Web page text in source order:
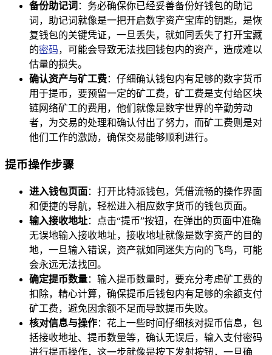
备份助记词 ：务必确保你已经妥善备份好钱包的助记
词，助记词就像是一把开启数字资产宝库的钥匙，是恢
复钱包的关键凭证，一旦丢失，就如同丢失了打开宝藏
的密码，可能会导致无法找回钱包内的资产，造成难以
估量的损失。
确认资产与矿工费：仔细确认钱包内有足够的数字货币
用于提币，要预留一定的矿工费，矿工费是支付给区块
链网络矿工的费用，他们就像是数字世界的辛勤劳动
者，为交易的处理和确认付出了努力，而矿工费则是对
他们工作的激励，确保交易能够顺利进行。
提币操作步骤
进入钱包页面：打开比特派钱包，凭借流畅的操作界面
和便捷的导航，轻松进入相应数字货币的钱包页面。
输入接收地址：点击“提币”按钮，在弹出的页面中准确
无误地输入接收地址，接收地址就像是数字资产的目的
地，一旦输入错误，资产就如同迷失方向的飞鸟，可能
会永远无法找回。
确定提币数量：输入提币数量时，要充分考虑矿工费的
扣除，精心计算，确保提币后钱包内有足够的余额支付
矿工费，避免因余额不足而导致提币失败。
核对信息与操作：花上一些时间仔细核对提币信息，包
括接收地址、提币数量等，确认无误后，输入支付密码
进行提币操作，这一步就像是按下发射按钮，一旦确